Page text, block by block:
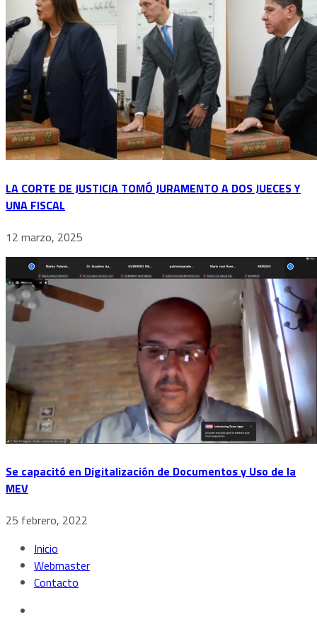
LA CORTE DE JUSTICIA TOMÓ JURAMENTO A DOS JUECES Y
UNA FISCAL
12 marzo, 2025
Se capacitó en Digitalización de Documentos y Uso de la
MEV
25 febrero, 2022
Inicio
Webmaster
Contacto